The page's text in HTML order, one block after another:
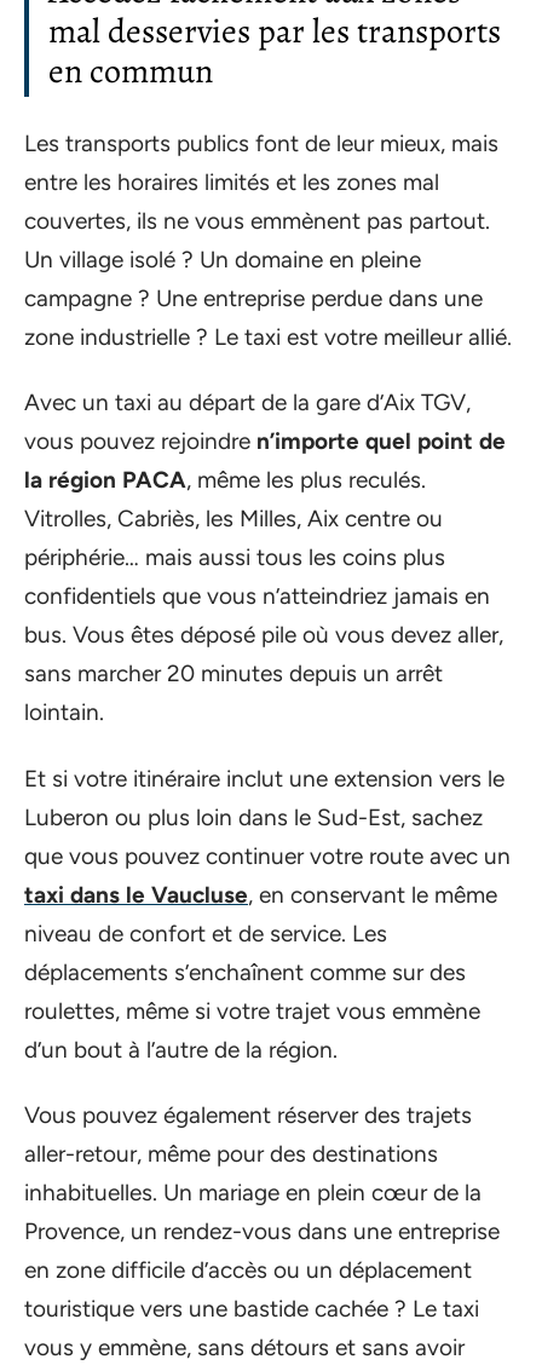
mal desservies par les transports
en commun
Les transports publics font de leur mieux, mais
entre les horaires limités et les zones mal
couvertes, ils ne vous emmènent pas partout.
Un village isolé ? Un domaine en pleine
campagne ? Une entreprise perdue dans une
zone industrielle ? Le taxi est votre meilleur allié.
Avec un taxi au départ de la gare d’Aix TGV,
vous pouvez rejoindre n’importe quel point de
la région PACA, même les plus reculés.
Vitrolles, Cabriès, les Milles, Aix centre ou
périphérie… mais aussi tous les coins plus
confidentiels que vous n’atteindriez jamais en
bus. Vous êtes déposé pile où vous devez aller,
sans marcher 20 minutes depuis un arrêt
lointain.
Et si votre itinéraire inclut une extension vers le
Luberon ou plus loin dans le Sud-Est, sachez
que vous pouvez continuer votre route avec un
taxi dans le Vaucluse, en conservant le même
niveau de confort et de service. Les
déplacements s’enchaînent comme sur des
roulettes, même si votre trajet vous emmène
d’un bout à l’autre de la région.
Vous pouvez également réserver des trajets
aller-retour, même pour des destinations
inhabituelles. Un mariage en plein cœur de la
Provence, un rendez-vous dans une entreprise
en zone difficile d’accès ou un déplacement
touristique vers une bastide cachée ? Le taxi
vous y emmène, sans détours et sans avoir